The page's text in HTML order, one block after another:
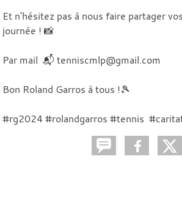
Et n'hésitez pas à nous faire partager
journée ! 📸
Par mail 📬 tenniscmlp@gmail.com
Bon Roland Garros à tous !🎾
#rg2024 #rolandgarros #tennis